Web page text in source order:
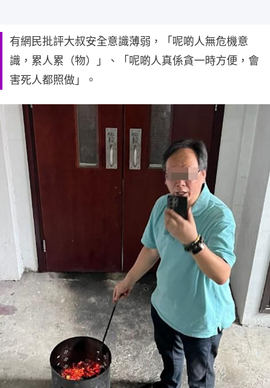
有網民批評大叔安全意識薄弱，「呢啲人無危機意
識，累人累（物）」、「呢啲人真係貪一時方便，會
害死人都照做」。